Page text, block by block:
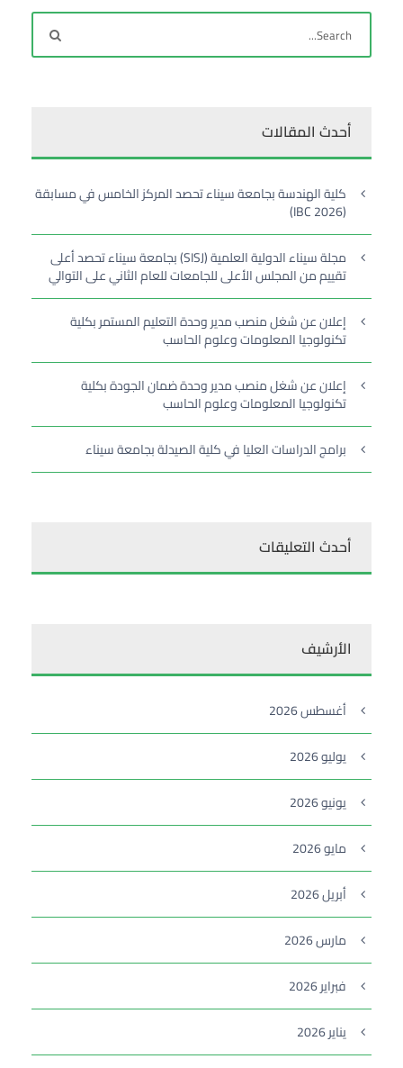
أحدث المقالات
كلية الهندسة بجامعة سيناء تحصد المركز الخامس في مسابقة
(IBC 2026)
مجلة سيناء الدولية العلمية (SISJ) بجامعة سيناء تحصد أعلى
تقييم من المجلس الأعلى للجامعات للعام الثاني على التوالي
إعلان عن شغل منصب مدير وحدة التعليم المستمر بكلية
تكنولوجيا المعلومات وعلوم الحاسب
إعلان عن شغل منصب مدير وحدة ضمان الجودة بكلية
تكنولوجيا المعلومات وعلوم الحاسب
برامج الدراسات العليا في كلية الصيدلة بجامعة سيناء
أحدث التعليقات
الأرشيف
أغسطس 2026
يوليو 2026
يونيو 2026
مايو 2026
أبريل 2026
مارس 2026
فبراير 2026
يناير 2026